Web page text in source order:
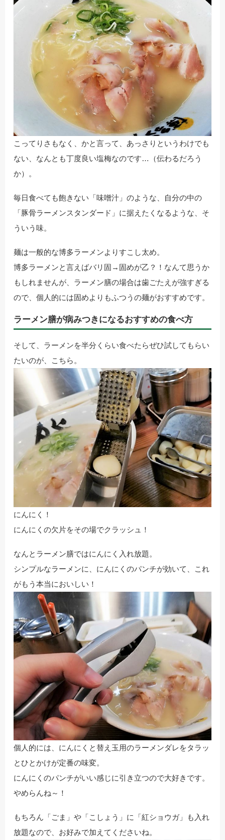
こってりさもなく、かと言って、あっさりというわけでも
ない、なんとも丁度良い塩梅なのです…（伝わるだろう
か）。
毎日食べても飽きない「味噌汁」のような、自分の中の
「豚骨ラーメンスタンダード」に据えたくなるような、そ
ういう味。
麺は一般的な博多ラーメンよりすこし太め。
博多ラーメンと言えばバリ固→固めが乙？！なんて思うか
もしれませんが、ラーメン膳の場合は歯ごたえが強すぎる
ので、個人的には固めよりもふつうの麺がおすすめです。
ラーメン膳が病みつきになるおすすめの食べ方
そして、ラーメンを半分くらい食べたらぜひ試してもらい
たいのが、こちら。
にんにく！
にんにくの欠片をその場でクラッシュ！
なんとラーメン膳ではにんにく入れ放題。
シンプルなラーメンに、にんにくのパンチが効いて、これ
がもう本当においしい！
個人的には、にんにくと替え玉用のラーメンダレをタラッ
とひとかけが定番の味変。
にんにくのパンチがいい感じに引き立つので大好きです。
やめらんね～！
もちろん「ごま」や「こしょう」に「紅ショウガ」も入れ
放題なので、お好みで加えてくださいね。